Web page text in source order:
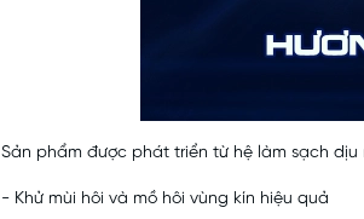
Sản phẩm được phát triển từ hệ làm sạch
- Khử mùi hôi và mồ hôi vùng kín hiệu quả